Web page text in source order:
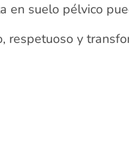
en suelo pélvico
respetuoso y